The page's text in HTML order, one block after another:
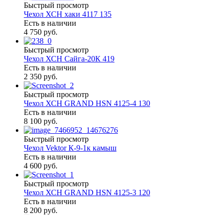
Быстрый просмотр
Чехол ХСН хаки 4117 135
Есть в наличии
4 750 руб.
Быстрый просмотр
Чехол ХСН Сайга-20К 419
Есть в наличии
2 350 руб.
Быстрый просмотр
Чехол ХСН GRAND HSN 4125-4 130
Есть в наличии
8 100 руб.
Быстрый просмотр
Чехол Vektor К-9-1к камыш
Есть в наличии
4 600 руб.
Быстрый просмотр
Чехол ХСН GRAND HSN 4125-3 120
Есть в наличии
8 200 руб.